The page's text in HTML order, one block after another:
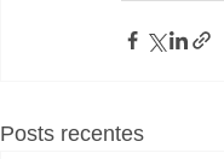
Posts recentes